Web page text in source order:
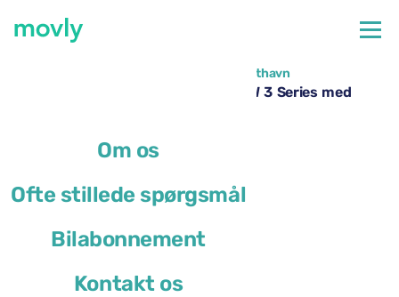
Om os
Ofte stillede spørgsmål
Bilabonnement
Kontakt os
Alle biler til rådighed i Los Angeles Lufthavn
Billeje i Los Angeles Lufthavn – BMW 3 Series med